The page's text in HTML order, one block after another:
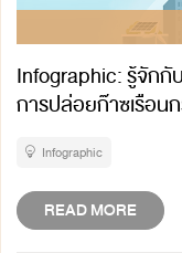
Infographic: รู้จักกั
การปล่อยก๊าซเรือน
Infographic
READ MORE